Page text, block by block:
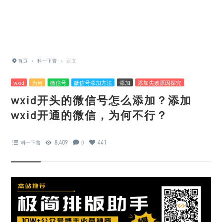
首页 › 科一下普 › 正文
wxid 为何 微信号 微信号添加方法 添加 添加失败原因探究
wxid开头的微信号怎么添加？添加
wxid开通的微信，为何不行？
科一下普 8,409 0 441